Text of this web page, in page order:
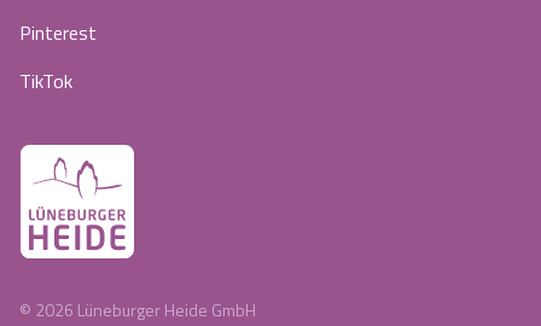
Pinterest
TikTok
© 2026 Lüneburger Heide GmbH